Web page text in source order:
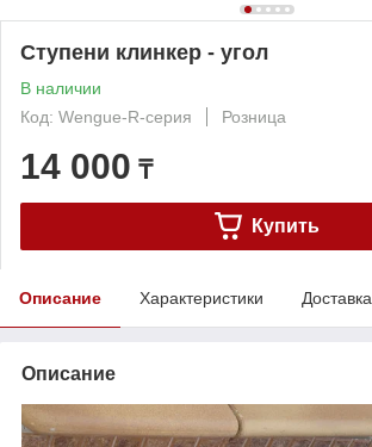
Ступени клинкер - угол
В наличии
Код: Wengue-R-серия
Розница
14 000 ₸
Купить
Описание Характеристики Доставка
Описание